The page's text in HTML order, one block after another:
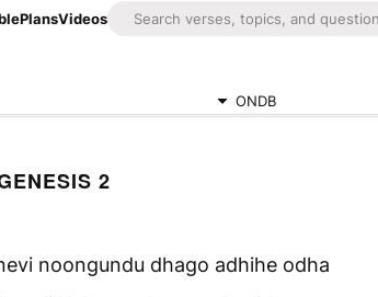
PlansVideos
ONDB
2
noongundu dhago adhihe odha